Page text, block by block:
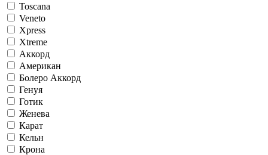
Toscana
Veneto
Xpress
Xtreme
Аккорд
Американ
Болеро Аккорд
Генуя
Готик
Женева
Карат
Кельн
Крона